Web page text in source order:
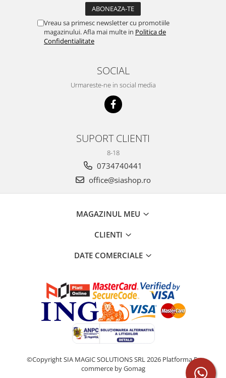
Vreau sa primesc newsletter cu promotiile
magazinului. Afla mai multe in Politica de
Confidentialitate
SOCIAL
Urmareste-ne in social media
SUPORT CLIENTI
8-18
0734740441
office@siashop.ro
MAGAZINUL MEU
CLIENTI
DATE COMERCIALE
©Copyright SIA MAGIC SOLUTIONS SRL 2026 Platforma E-
commerce by Gomag